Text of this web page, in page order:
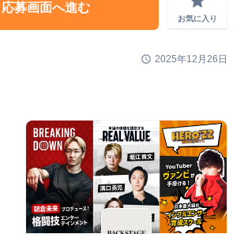
応募画面へ進む
お気に入り
schedule 2025年12月26日